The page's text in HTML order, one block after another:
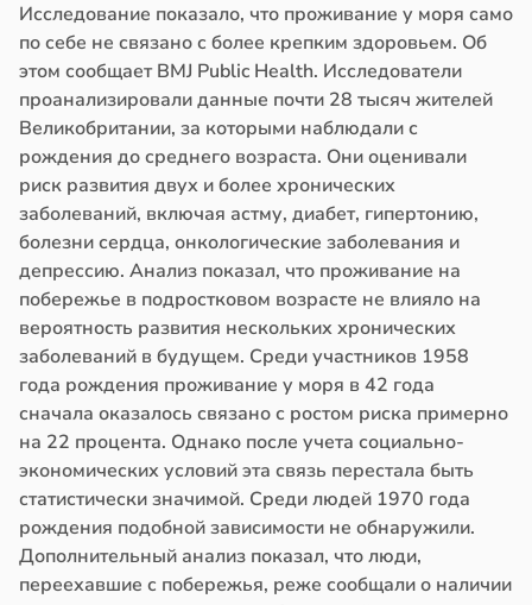
Исследование показало, что проживание у моря само
по себе не связано с более крепким здоровьем. Об
этом сообщает BMJ Public Health. Исследователи
проанализировали данные почти 28 тысяч жителей
Великобритании, за которыми наблюдали с
рождения до среднего возраста. Они оценивали
риск развития двух и более хронических
заболеваний, включая астму, диабет, гипертонию,
болезни сердца, онкологические заболевания и
депрессию. Анализ показал, что проживание на
побережье в подростковом возрасте не влияло на
вероятность развития нескольких хронических
заболеваний в будущем. Среди участников 1958
года рождения проживание у моря в 42 года
сначала оказалось связано с ростом риска примерно
на 22 процента. Однако после учета социально-
экономических условий эта связь перестала быть
статистически значимой. Среди людей 1970 года
рождения подобной зависимости не обнаружили.
Дополнительный анализ показал, что люди,
переехавшие с побережья, реже сообщали о наличии